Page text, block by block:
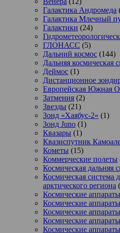
Галактика Андромеда
Галактика Млечный
Галактики (24)
ГЛОНАСС (5)
Дальний космос (144)
Дальняя космическая
Деймос (1)
Дистанционное
Европейская Южная
Затмения (2)
Звезды (21)
Зонд «Хаябус-2» (1)
Зонд Juno (1)
Квазары (1)
Квазиспутник
Кометы (15)
Коммерческие полеты
Космическая дальняя
Космическая система
арктического региона
Космические аппараты
Космические
Космические
Космические
Космические